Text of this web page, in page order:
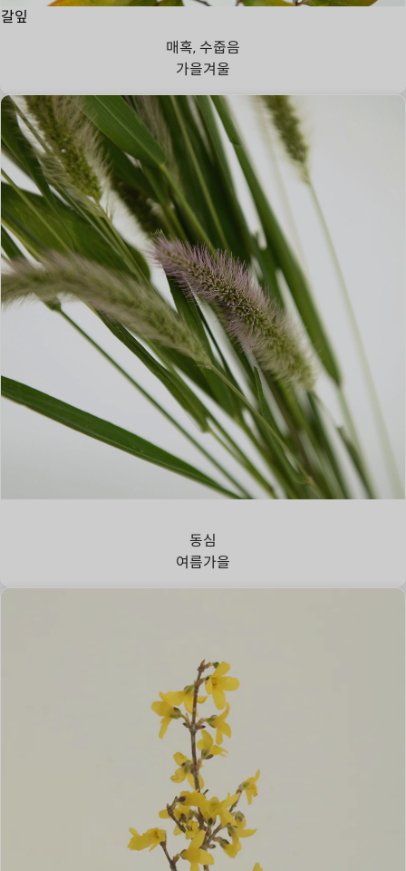
갈잎
매혹, 수줍음
가을겨울
동심
여름가을